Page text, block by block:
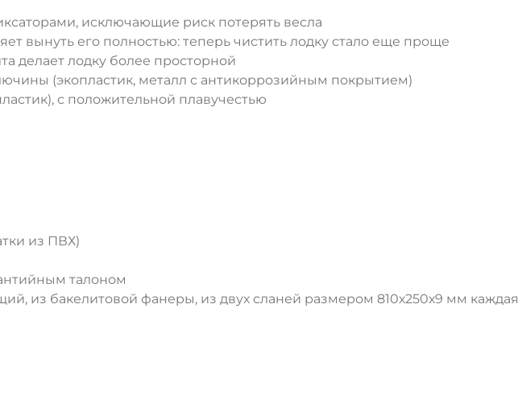
исключающие риск потерять весла
вынуть его полностью: теперь чистить лодку стало еще проще
делает лодку более просторной
(экопластик, металл с антикоррозийным покрытием)
с положительной плавучестью
из ПВХ)
талоном
из бакелитовой фанеры, из двух сланей размером 810х250х9 мм каждая